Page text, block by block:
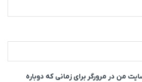
من در مرورگر برای زمانی که دوباره